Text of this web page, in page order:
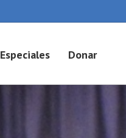
Especiales Donar